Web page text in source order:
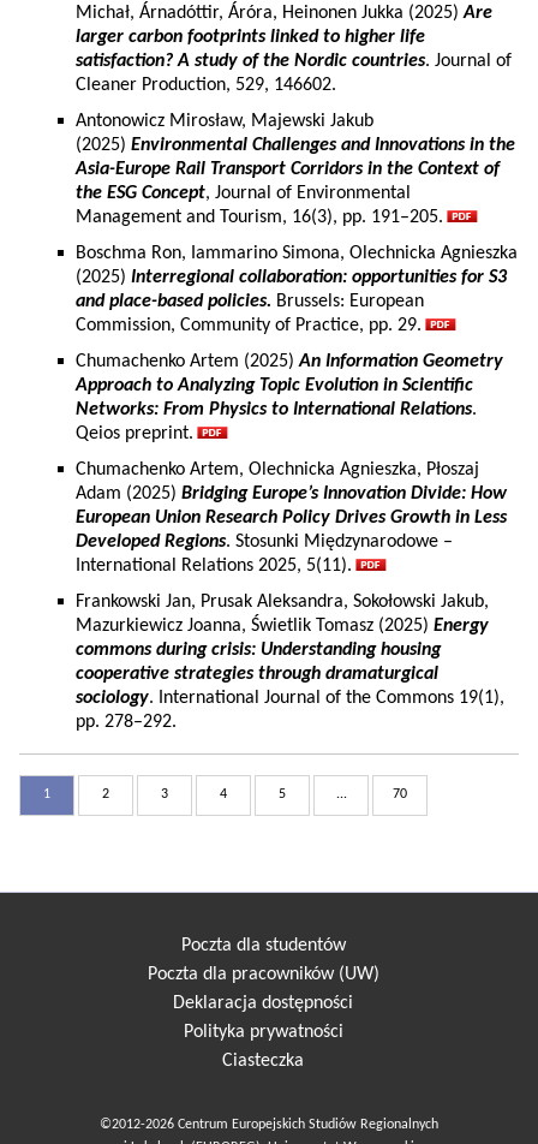
Michał, Árnadóttir, Áróra, Heinonen Jukka (2025)Are
larger carbon footprints linked to higher life
satisfaction? A study of the Nordic countries. Journal of
Cleaner Production, 529, 146602.
Antonowicz Mirosław, Majewski Jakub
(2025) Environmental Challenges and Innovations in the
Asia-Europe Rail Transport Corridors in the Context of
the ESG Concept, Journal of Environmental
Management and Tourism, 16(3), pp. 191–205.
Boschma Ron, Iammarino Simona, Olechnicka Agnieszka
(2025) Interregional collaboration: opportunities for S3
and place-based policies. Brussels: European
Commission, Community of Practice, pp. 29.
Chumachenko Artem (2025)An Information Geometry
Approach to Analyzing Topic Evolution in Scientific
Networks: From Physics to International Relations.
Qeios preprint.
Chumachenko Artem, Olechnicka Agnieszka, Płoszaj
Adam (2025) Bridging Europe’s Innovation Divide: How
European Union Research Policy Drives Growth in Less
Developed Regions. Stosunki Międzynarodowe –
International Relations 2025, 5(11).
Frankowski Jan, Prusak Aleksandra, Sokołowski Jakub,
Mazurkiewicz Joanna, Świetlik Tomasz (2025) Energy
commons during crisis: Understanding housing
cooperative strategies through dramaturgical
sociology. International Journal of the Commons 19(1),
pp. 278–292.
1 2 3 4 5 ... 70
Poczta dla studentów
Poczta dla pracowników (UW)
Deklaracja dostępności
Polityka prywatności
Ciasteczka
©2012-2026 Centrum Europejskich Studiów Regionalnych